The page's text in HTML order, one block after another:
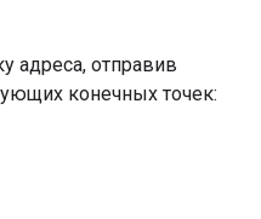
адреса, отправив
конечных точек: